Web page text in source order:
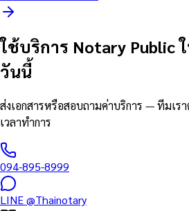
ใช้บริการ Notary Public
วันนี้
ส่งเอกสารหรือสอบถามค่าบริการ — ทีมเร
เวลาทำการ
094-895-8999
LINE@Thainotary